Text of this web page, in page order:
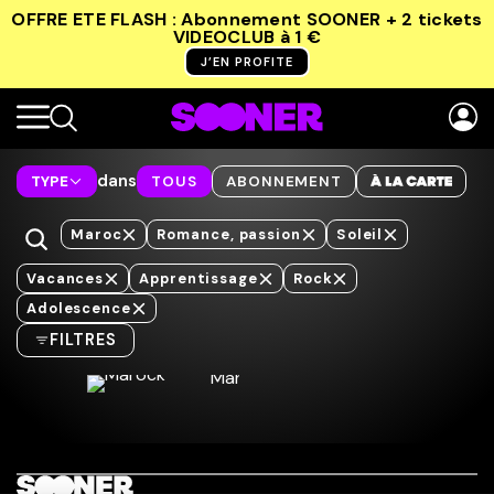
OFFRE ETE FLASH : Abonnement SOONER + 2 tickets
VIDEOCLUB à 1 €
J’EN PROFITE
TYPE dans TOUS ABONNEMENT
Maroc Romance, passion Soleil
Vacances Apprentissage
Rock
Adolescence
FILTRES